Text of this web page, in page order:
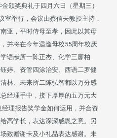
奖典礼于四月六日（星期三）
室举行，会议由蔡信夫教授主持，
亚，平时侍母至孝，因此以其母
并将在今年适逢母校55周年校庆
语献所一陈正杰、化学三廖柏
婷、资管四涂治安、西语二罗健
林、未来所二陈弘智都以万分感
经理手中，接下厚厚的五万元大
理报告奖学金如何运用，并合资
高学长，表达深深感恩之意。另
致赠谢卡及小礼品表达感谢。未